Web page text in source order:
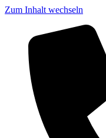
Zum Inhalt wechseln